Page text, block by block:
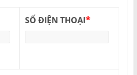
SỐ ĐIỆN THOẠI*